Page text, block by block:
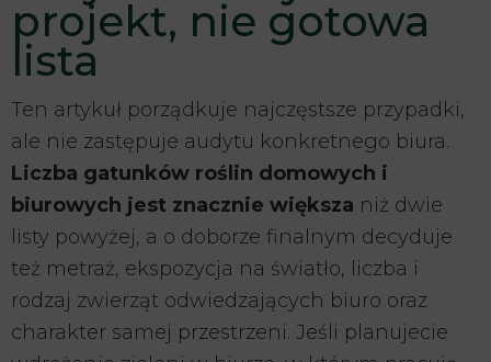
projekt, nie gotowa
lista
Ten artykuł porządkuje najczęstsze przypadki,
ale nie zastępuje audytu konkretnego biura.
Liczba gatunków roślin domowych i
biurowych jest znacznie większa niż dwie
listy powyżej, a o doborze finalnym decyduje
też metraż, ekspozycja na światło, liczba i
rodzaj zwierząt odwiedzających biuro oraz
charakter samej przestrzeni. Jeśli planujecie